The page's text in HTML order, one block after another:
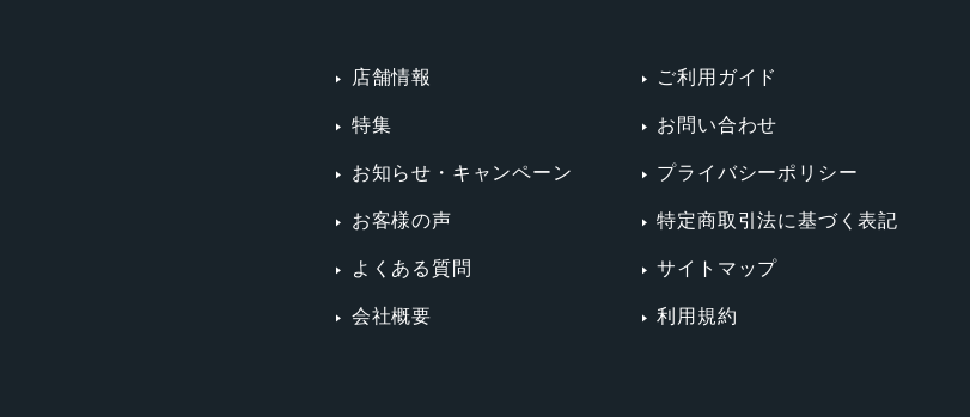
店舗情報
特集
お知らせ・キャンペーン
お客様の声
よくある質問
会社概要
ご利用ガイド
お問い合わせ
プライバシーポリシー
特定商取引法に基づく表記
サイトマップ
利用規約